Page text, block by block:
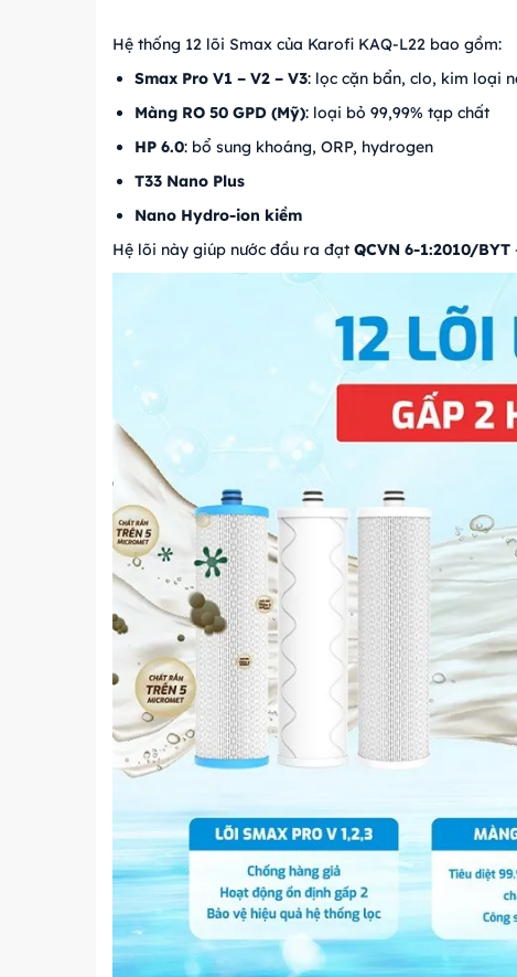
Hệ thống 12 lõi Smax của Karofi KAQ-L22 bao gồm:
Smax Pro V1 – V2 – V3: lọc cặn bẩn, clo, kim loại
Màng RO 50 GPD (Mỹ): loại bỏ 99,99% tạp chất
HP 6.0: bổ sung khoáng, ORP, hydrogen
T33 Nano Plus
Nano Hydro-ion kiềm
Hệ lõi này giúp nước đầu ra đạt QCVN 6-1:2010/BYT